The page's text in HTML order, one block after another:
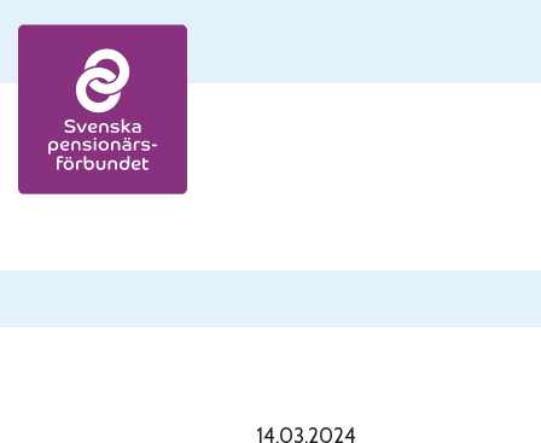
Skip to content
14.03.2024